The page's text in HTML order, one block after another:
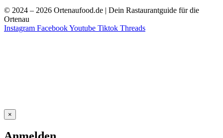
© 2024 – 2026 Ortenaufood.de | Dein Rastaurantguide für die
Ortenau
Instagram FacebookYoutube Tiktok Threads
×